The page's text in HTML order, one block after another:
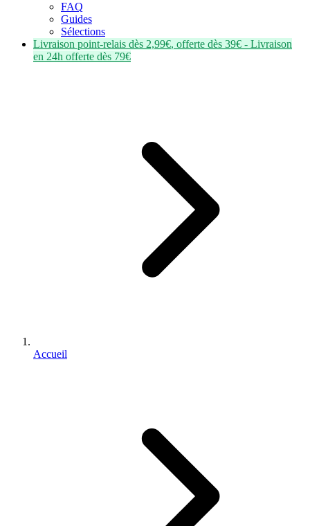
FAQ
Guides
Sélections
Livraison point-relais dès 2,99€, offerte dès 39€ - Livraison
en 24h offerte dès 79€
Accueil